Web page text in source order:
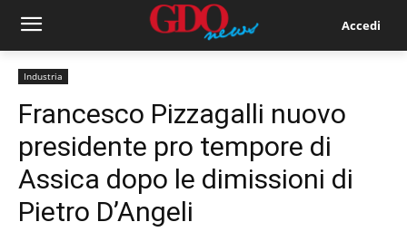
Accedi
Industria
Francesco Pizzagalli nuovo
presidente pro tempore di
Assica dopo le dimissioni di
Pietro D’Angeli